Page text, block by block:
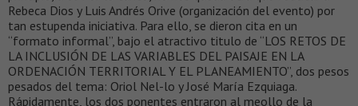
Rebeca Dios y Luis Andrés Orive (organización del evento) por
tan estupenda iniciativa. Para ello, se dieron cita en un
“formato informal”, bajo el atractivo titulo de “LOS RETOS DE
LA INCLUSIÓN DE LAS VARIABLES DEL PAISAJE EN LA
ORDENACIÓN TERRITORIAL Y EL PLANEAMIENTO”, dos pesos
pesados del tema: Oriol Nel-lo y José María Ezquiaga.
Rápidamente, los dos ponentes entraron al meollo de la